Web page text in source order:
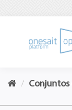
Conjuntos